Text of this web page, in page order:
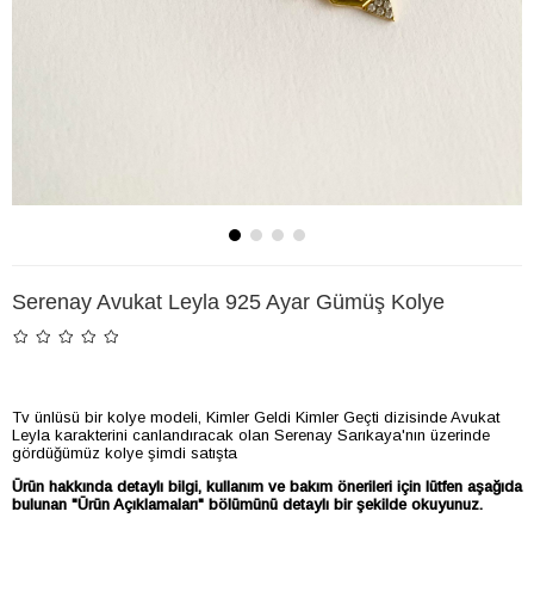
Serenay Avukat Leyla 925 Ayar Gümüş Kolye
Tv ünlüsü bir kolye modeli, Kimler Geldi Kimler Geçti dizisinde Avukat
Leyla karakterini canlandıracak olan Serenay Sarıkaya'nın üzerinde
gördüğümüz kolye şimdi satışta
Ürün hakkında detaylı bilgi, kullanım ve bakım önerileri için lütfen aşağıda
bulunan "Ürün Açıklamaları" bölümünü detaylı bir şekilde okuyunuz.